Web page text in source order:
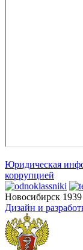
Юридическая
коррупцией
Новосибирск
Дизайн и